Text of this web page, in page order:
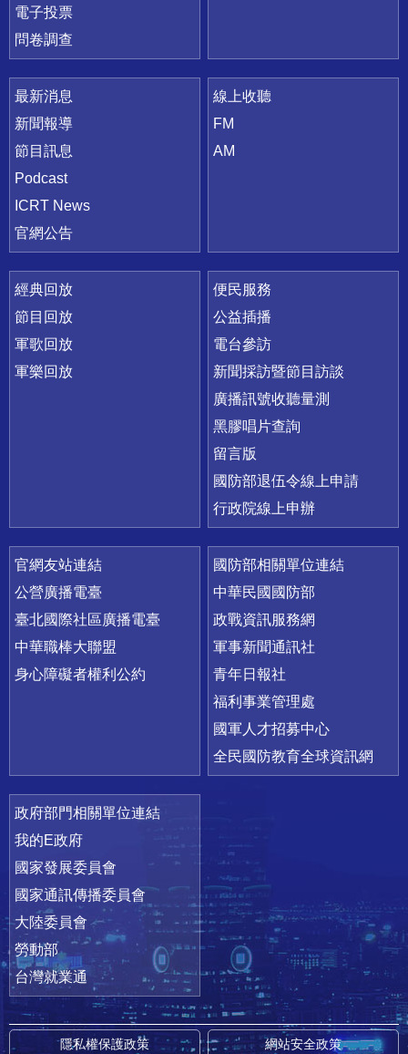
電子投票
問卷調查
最新消息
新聞報導
節目訊息
Podcast
ICRT News
官網公告
線上收聽
FM
AM
經典回放
節目回放
軍歌回放
軍樂回放
便民服務
公益插播
電台參訪
新聞採訪暨節目訪談
廣播訊號收聽量測
黑膠唱片查詢
留言版
國防部退伍令線上申請
行政院線上申辦
官網友站連結
公營廣播電臺
臺北國際社區廣播電臺
中華職棒大聯盟
身心障礙者權利公約
國防部相關單位連結
中華民國國防部
政戰資訊服務網
軍事新聞通訊社
青年日報社
福利事業管理處
國軍人才招募中心
全民國防教育全球資訊網
政府部門相關單位連結
我的E政府
國家發展委員會
國家通訊傳播委員會
大陸委員會
勞動部
台灣就業通
隱私權保護政策 網站安全政策